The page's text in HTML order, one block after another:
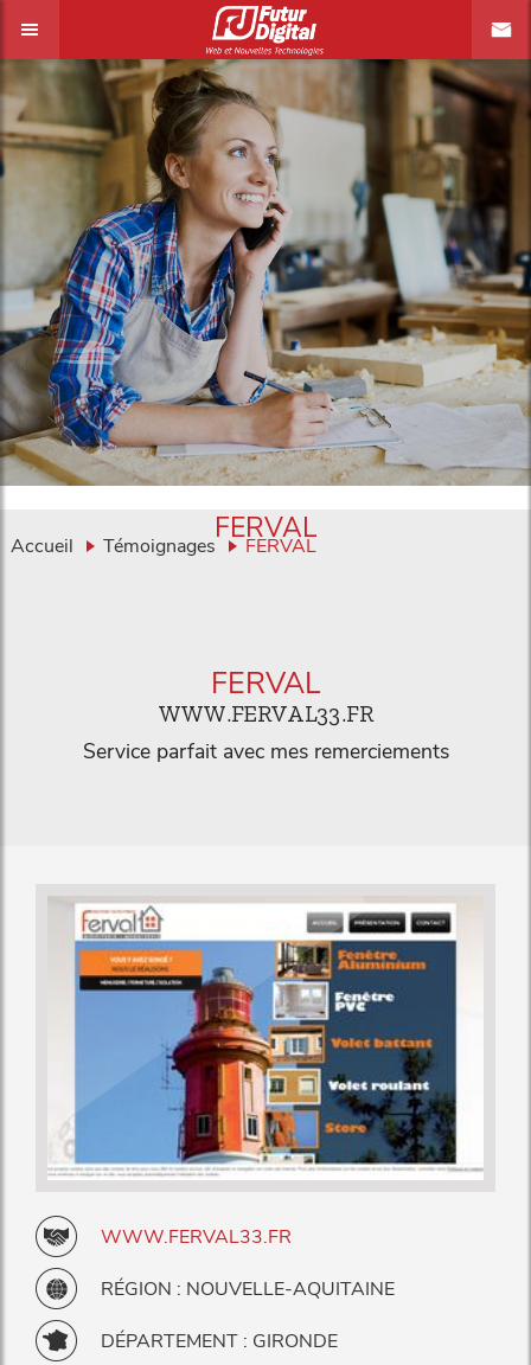
Accueil Témoignages FERVAL
FERVAL
FERVAL
WWW.FERVAL33.FR
Service parfait avec mes remerciements
WWW.FERVAL33.FR
RÉGION : NOUVELLE-AQUITAINE
DÉPARTEMENT : GIRONDE